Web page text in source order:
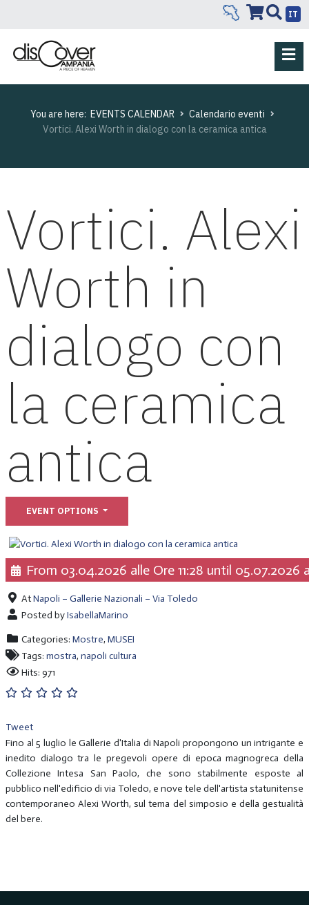
IT
You are here: EVENTS CALENDAR
Calendario eventi
Vortici. Alexi Worth in dialogo con la ceramica antica
Vortici. Alexi
Worth in
dialogo con
la ceramica
antica
EVENT OPTIONS
From 03.04.2026 alle Ore 11:28 until 05.07.2026
AtNapoli – Gallerie Nazionali – Via Toledo
Posted byIsabellaMarino
Categories: Mostre, MUSEI
Tags: mostra, napoli cultura
Hits: 971
Tweet
Fino al 5 luglio le Gallerie d'Italia di Napoli propongono un intrigante e
inedito dialogo tra le pregevoli opere di epoca magnogreca della
Collezione Intesa San Paolo, che sono stabilmente esposte al
pubblico nell'edificio di via Toledo, e nove tele dell'artista statunitense
contemporaneo Alexi Worth, sul tema del simposio e della gestualità
del bere.